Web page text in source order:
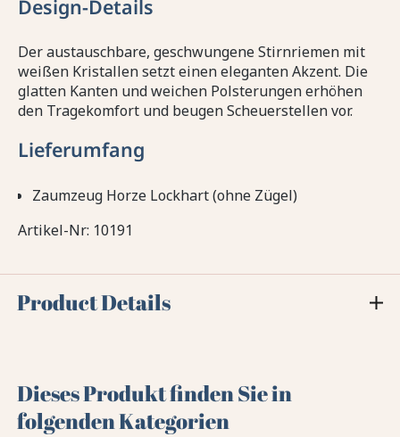
Design-Details
Der austauschbare, geschwungene Stirnriemen mit
weißen Kristallen setzt einen eleganten Akzent. Die
glatten Kanten und weichen Polsterungen erhöhen
den Tragekomfort und beugen Scheuerstellen vor.
Lieferumfang
Zaumzeug Horze Lockhart (ohne Zügel)
Artikel-Nr: 10191
Product Details
Dieses Produkt finden Sie in
folgenden Kategorien